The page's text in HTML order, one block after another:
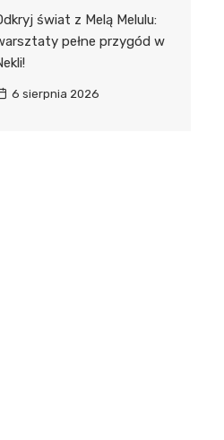
świat z Melą Melulu:
pełne przygód w
6 sierpnia 2026